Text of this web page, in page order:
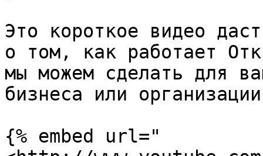
Это короткое видео
о том, как работает
мы можем сделать для
бизнеса или
{% embed url="